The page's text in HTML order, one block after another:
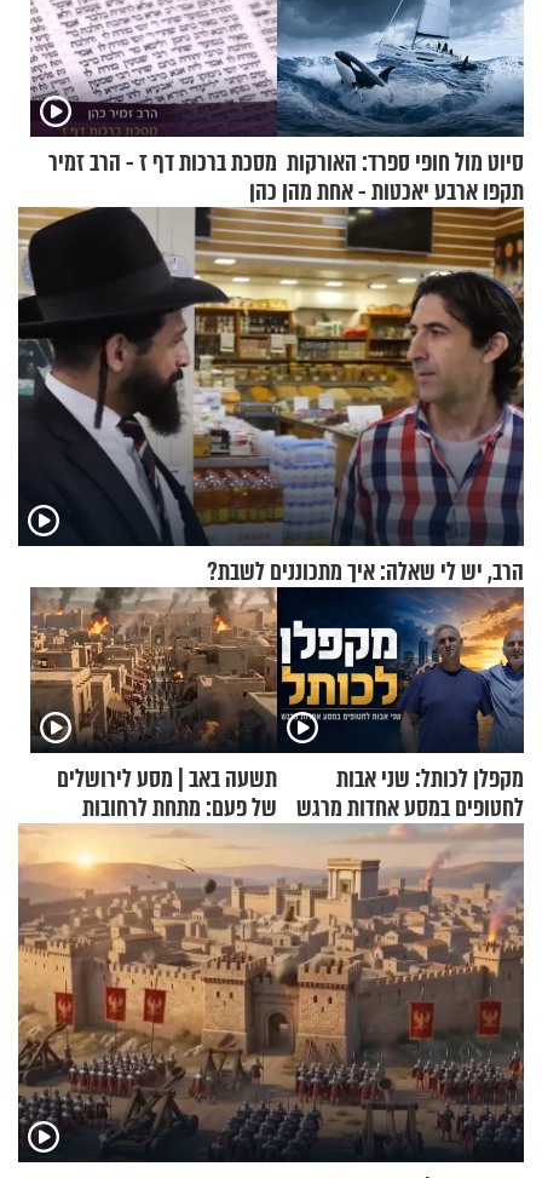
סיוט מול חופי ספרד: האורקות
תקפו ארבע יאכטות - אחת מהן
טבעה
מסכת ברכות דף ז - הרב זמיר
כהן
הרב, יש לי שאלה: איך מתכוננים לשבת?
מקפלן לכותל: שני אבות
לחטופים במסע אחדות מרגש
תשעה באב | מסע לירושלים
של פעם: מתחת לרחובות
ירושלים